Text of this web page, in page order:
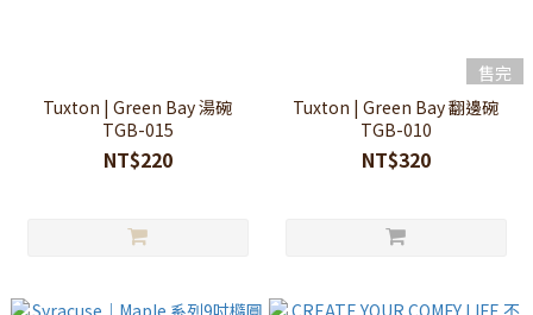
Tuxton | Green Bay 湯碗
TGB-015
NT$220
售完
Tuxton | Green Bay 翻邊碗
TGB-010
NT$320